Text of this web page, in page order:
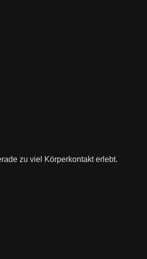
zu viel Körperkontakt erlebt.